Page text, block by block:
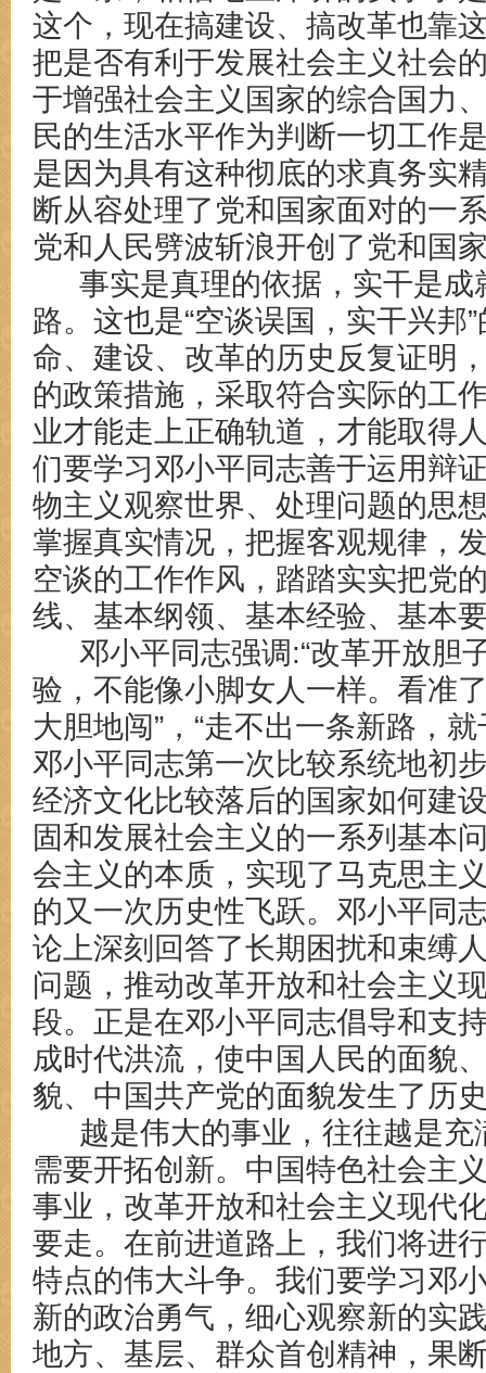
这个，现在搞建设、搞改革也靠
把是否有利于发展社会主义社会
于增强社会主义国家的综合国力
民的生活水平作为判断一切工作
是因为具有这种彻底的求真务实
断从容处理了党和国家面对的一
党和人民劈波斩浪开创了党和国
事实是真理的依据，实干是成
路。这也是“空谈误国，实干兴邦
命、建设、改革的历史反复证明
的政策措施，采取符合实际的工
业才能走上正确轨道，才能取得
们要学习邓小平同志善于运用辩
物主义观察世界、处理问题的思
掌握真实情况，把握客观规律，
空谈的工作作风，踏踏实实把党
线、基本纲领、基本经验、基本
邓小平同志强调:“改革开放胆
验，不能像小脚女人一样。看准
大胆地闯” ， “走不出一条新路，
邓小平同志第一次比较系统地初
经济文化比较落后的国家如何建
固和发展社会主义的一系列基本
会主义的本质，实现了马克思主
的又一次历史性飞跃。邓小平同
论上深刻回答了长期困扰和束缚
问题，推动改革开放和社会主义
段。正是在邓小平同志倡导和支
成时代洪流，使中国人民的面貌
貌、中国共产党的面貌发生了历
越是伟大的事业，往往越是
需要开拓创新。中国特色社会主
事业，改革开放和社会主义现代
要走。在前进道路上，我们将进
特点的伟大斗争。我们要学习邓
新的政治勇气，细心观察新的实
地方、基层、群众首创精神，果